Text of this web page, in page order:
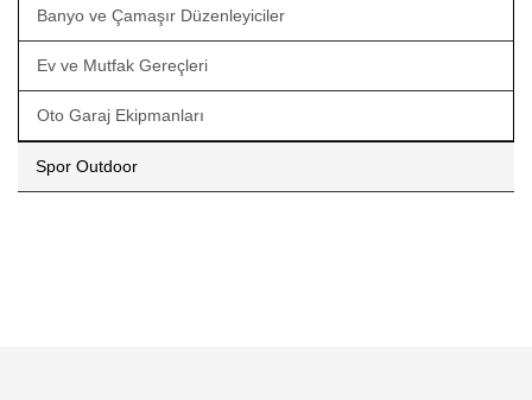
Banyo ve Çamaşır Düzenleyiciler
Ev ve Mutfak Gereçleri
Oto Garaj Ekipmanları
Spor Outdoor